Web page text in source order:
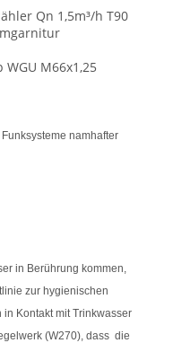
Qn 1,5m³/h T90
M66x1,25
namhafter
in Berührung kommen,
zur hygienischen
Kontakt mit Trinkwasser
(W270), dass die